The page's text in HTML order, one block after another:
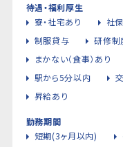
待遇・福利厚生
寮・社宅あり
社
制服貸与
研修制
まかない（食事）あり
駅から5分以内
昇給あり
勤務期間
短期(3ヶ月以内)